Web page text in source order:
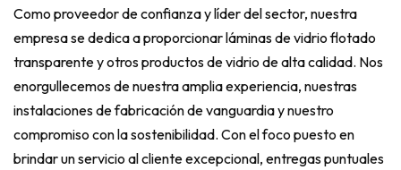
Como proveedor de confianza y líder del sector, nuestra
empresa se dedica a proporcionar láminas de vidrio flotado
transparente y otros productos de vidrio de alta calidad. Nos
enorgullecemos de nuestra amplia experiencia, nuestras
instalaciones de fabricación de vanguardia y nuestro
compromiso con la sostenibilidad. Con el foco puesto en
brindar un servicio al cliente excepcional, entregas puntuales